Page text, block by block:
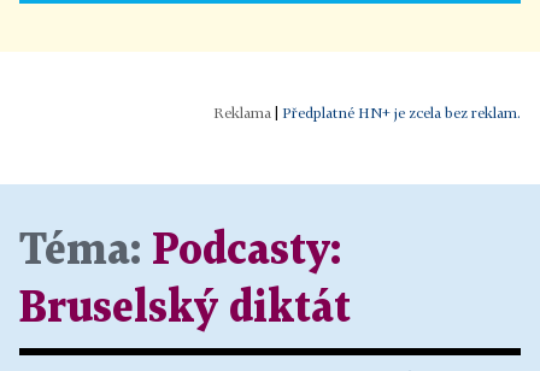
Předplatné HN+ je zcela bez reklam.
Téma: Podcasty:
Bruselský diktát